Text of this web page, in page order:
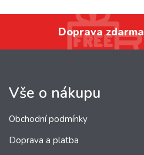
Doprava zdarma
Vše o nákupu
Obchodní podmínky
Doprava a platba